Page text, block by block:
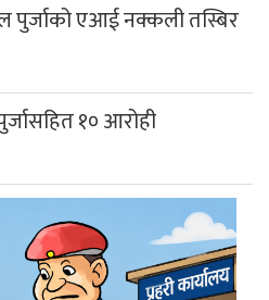
पुर्जाको एआई नक्कली तस्बिर
१० आरोही